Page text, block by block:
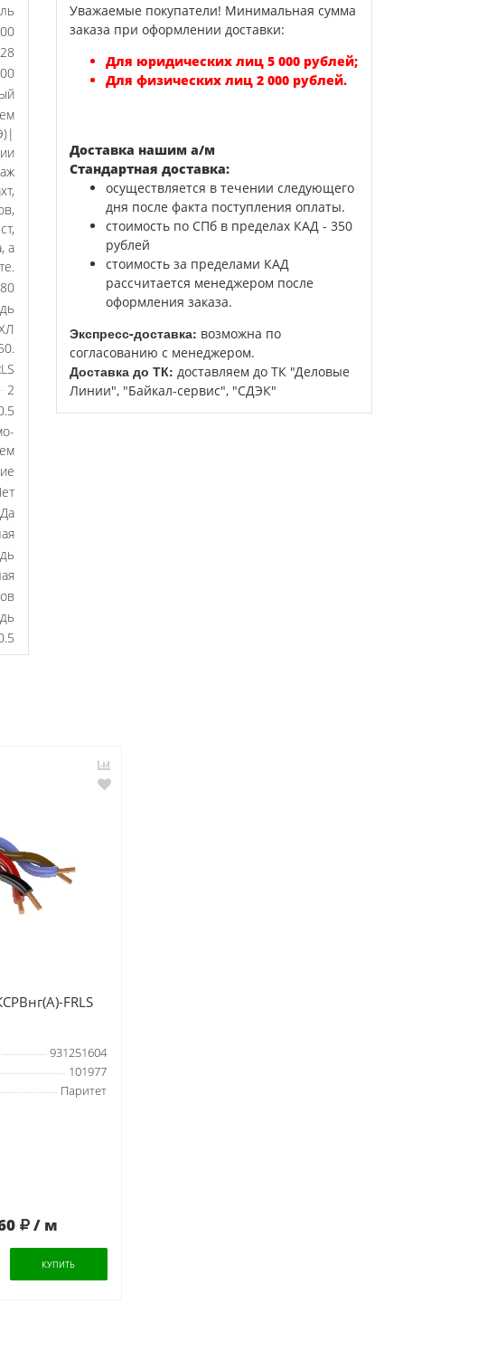
Уважаемые покупатели! Минимальная сумма
заказа при оформлении доставки:
Для юридических лиц 5 000 рублей;
Для физических лиц 2 000 рублей.
Доставка нашим а/м
Стандартная доставка:
осуществляется в течении следующего
дня после факта поступления оплаты.
стоимость по СПб в пределах КАД - 350
рублей
стоимость за пределами КАД
рассчитается менеджером после
оформления заказа.
Экспресс-доставка: возможна по
согласованию с менеджером.
Доставка до ТК: доставляем до ТК "Деловые
Линии", "Байкал-сервис", "СДЭК"
а
2
Да
FRLS
931251604
101977
Паритет
/ м
КУПИТЬ